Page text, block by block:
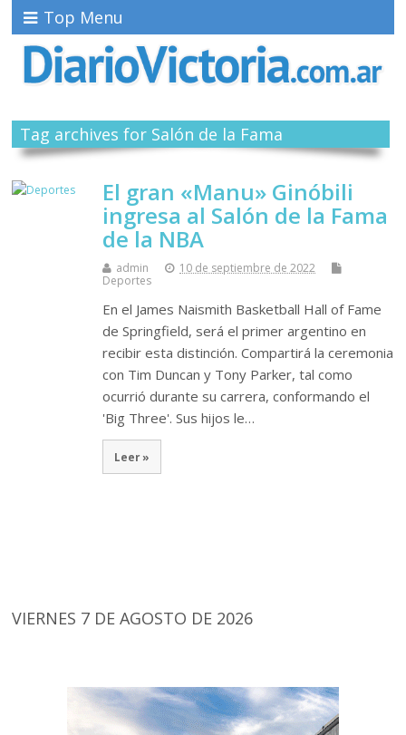
Top Menu
Tag archives for Salón de la Fama
El gran «Manu» Ginóbili
ingresa al Salón de la Fama
de la NBA
admin
10 de septiembre de 2022
Deportes
En el James Naismith Basketball Hall of Fame
de Springfield, será el primer argentino en
recibir esta distinción. Compartirá la ceremonia
con Tim Duncan y Tony Parker, tal como
ocurrió durante su carrera, conformando el
'Big Three'. Sus hijos le…
Leer »
VIERNES 7 DE AGOSTO DE 2026